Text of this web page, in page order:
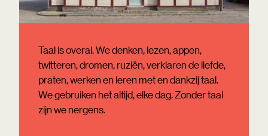
Taal is overal. We denken, lezen, appen,
twitteren, dromen, ruziën, verklaren de liefde,
praten, werken en leren met en dankzij taal.
We gebruiken het altijd, elke dag. Zonder taal
zijn we nergens.